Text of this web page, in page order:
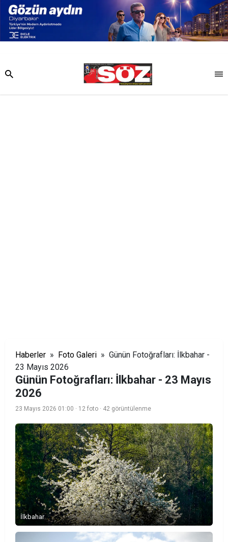
Haberler » Foto Galeri » Günün Fotoğrafları: İlkbahar -
23 Mayıs 2026
Günün Fotoğrafları: İlkbahar - 23 Mayıs
2026
23 Mayıs 2026 01:00 · 12 foto · 42 görüntülenme
İlkbahar